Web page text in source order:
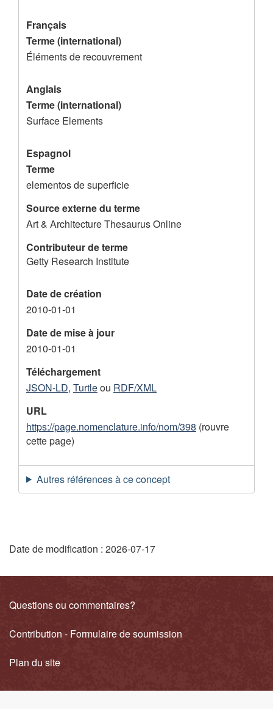
s
t
r
e
m
e
t
Français
Terme (international)
Éléments de recouvrement
Anglais
Terme (international)
Surface Elements
Espagnol
Terme
elementos de superficie
Source externe du terme
Art & Architecture Thesaurus Online
Contributeur de terme
Getty Research Institute
Date de création
2010-01-01
Date de mise à jour
2010-01-01
Téléchargement
JSON-LD, Turtleou RDF/XML
URL
https://page.nomenclature.info/nom/398 (rouvre
cette page)
Autres références à ce concept
D
t
a
i
l
Date de modification : 2026-07-17
Liens
connexes
Questions ou commentaires?
Contribution - Formulaire de soumission
Plan du site